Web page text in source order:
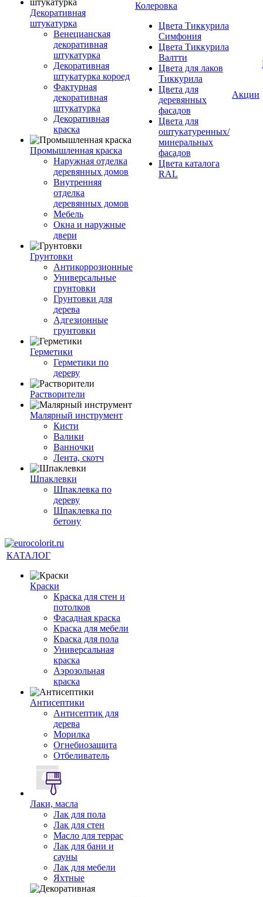
Декоративная
штукатурка
Венецианская
декоративная
штукатурка
Декоративная
штукатурка короед
Фактурная
декоративная
штукатурка
Декоративная
краска
Промышленная краска
Наружная отделка
деревянных домов
Внутренняя
отделка
деревянных домов
Мебель
Окна и наружные
двери
Грунтовки
Антикоррозионные
Универсальные
грунтовки
Грунтовки для
дерева
Адгезионные
грунтовки
Герметики
Герметики по
дереву
Растворители
Малярный инструмент
Кисти
Валики
Ванночки
Лента, скотч
Шпаклевки
Шпаклевка по
дереву
Шпаклевка по
бетону
Колеровка
Цвета Тиккурила
Симфония
Цвета Тиккурила
Валтти
Цвета для лаков
Тиккурила
Цвета для
деревянных
фасадов
Цвета для
оштукатуренных/
минеральных
фасадов
Цвета каталога
RAL
Акции
КАТАЛОГ
Краски
Краска для стен и
потолков
Фасадная краска
Краска для мебели
Краска для пола
Универсальная
краска
Аэрозольная
краска
Антисептики
Антисептик для
дерева
Морилка
Огнебиозащита
Отбеливатель
Лаки, масла
Лак для пола
Лак для стен
Масло для террас
Лак для бани и
сауны
Лак для мебели
Яхтные